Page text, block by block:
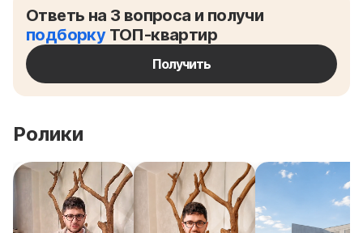
Ответь на 3 вопроса и получи
подборкуТОП-квартир
Получить
Ролики